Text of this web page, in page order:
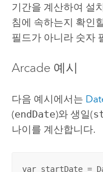
기간을 계산하여 설
침에 속하는지 확인
필드가 아니라 숫자
Arcade 예시
다음 예시에서는
(endDate)와 생일(
나이를 계산합니다.
var startDate =